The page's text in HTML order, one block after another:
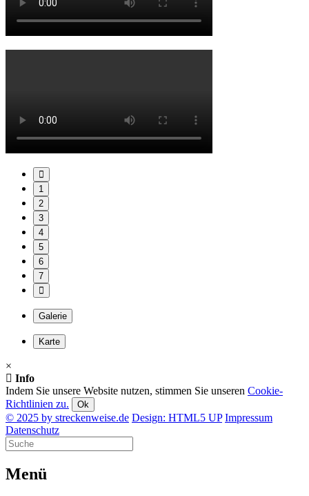
1
2
3
4
5
6
7
Galerie
Karte
×
Info
Indem Sie unsere Website nutzen, stimmen Sie unseren Cookie-
Richtlinien zu.
Ok
© 2025 by streckenweise.de Design: HTML5 UP Impressum
Datenschutz
Menü